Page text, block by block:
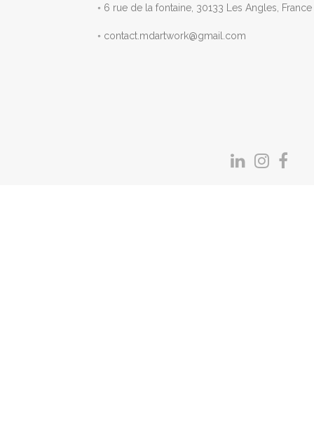
◦ 6 rue de la fontaine, 30133 Les Angles,
◦ contact.mdartwork@gmail.com